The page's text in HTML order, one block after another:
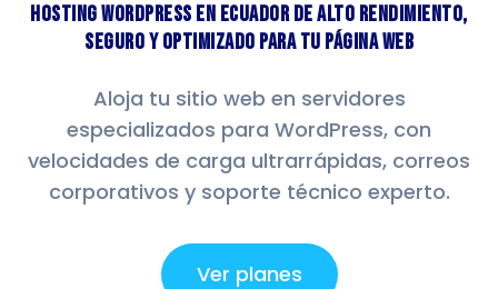
Hosting WordPress en Ecuador de alto rendimiento,
seguro y optimizado para tu página web
Aloja tu sitio web en servidores
especializados para WordPress, con
velocidades de carga ultrarrápidas, correos
corporativos y soporte técnico experto.
Ver planes